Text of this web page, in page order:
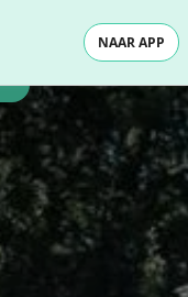
NAAR APP